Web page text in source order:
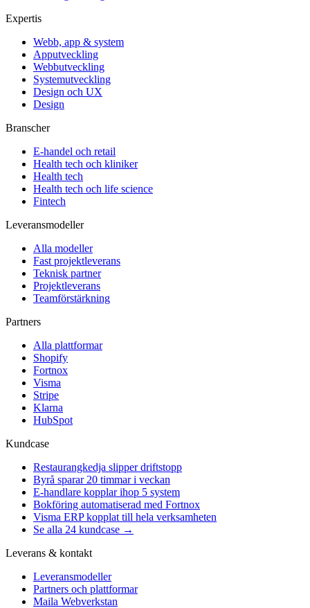
Expertis
Webb, app & system
Apputveckling
Webbutveckling
Systemutveckling
Design och UX
Design
Branscher
E-handel och retail
Health tech och kliniker
Health tech
Health tech och life science
Fintech
Leveransmodeller
Alla modeller
Fast projektleverans
Teknisk partner
Projektleverans
Teamförstärkning
Partners
Alla plattformar
Shopify
Fortnox
Visma
Stripe
Klarna
HubSpot
Kundcase
Restaurangkedja slipper driftstopp
Byrå sparar 20 timmar i veckan
E-handlare kopplar ihop 5 system
Bokföring automatiserad med Fortnox
Visma ERP kopplat till hela verksamheten
Se alla 24 kundcase →
Leverans & kontakt
Leveransmodeller
Partners och plattformar
Maila Webverkstan